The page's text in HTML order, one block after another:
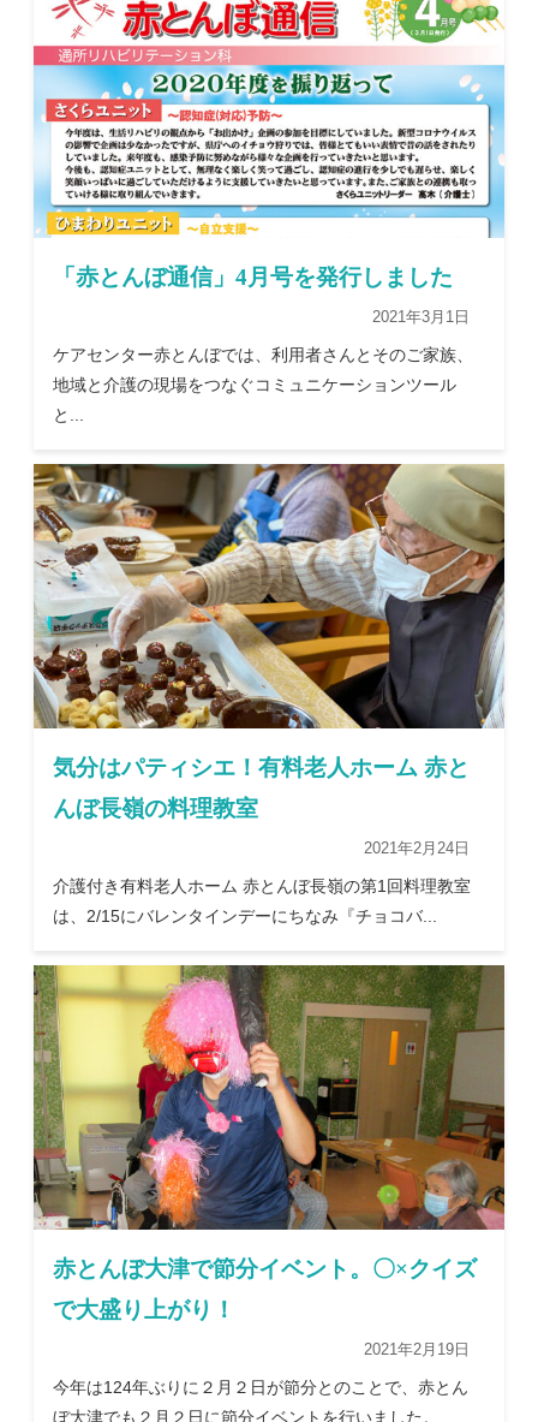
「赤とんぼ通信」4月号を発行しました
2021年3月1日
ケアセンター赤とんぼでは、利用者さんとそのご家族、
地域と介護の現場をつなぐコミュニケーションツール
と...
気分はパティシエ！有料老人ホーム 赤と
んぼ長嶺の料理教室
2021年2月24日
介護付き有料老人ホーム 赤とんぼ長嶺の第1回料理教室
は、2/15にバレンタインデーにちなみ『チョコバ...
赤とんぼ大津で節分イベント。〇×クイズ
で大盛り上がり！
2021年2月19日
今年は124年ぶりに２月２日が節分とのことで、赤とん
ぼ大津でも２月２日に節分イベントを行いました。 ...